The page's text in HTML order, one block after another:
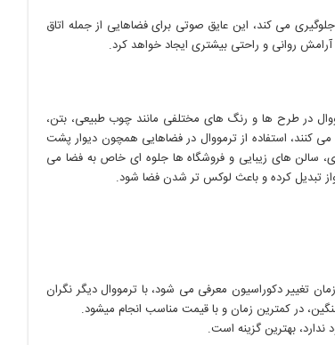
می کند، این عایق صوتی برای فضاهایی از جمله اتاق
آرامش روانی و راحتی بیشتری ایجاد خواهد کرد.
در طرح ها و رنگ های مختلفی مانند چوب طبیعی، بتن،
استفاده از ترمووال در فضاهایی همچون دیوار پشت
سالن های زیبایی و فروشگاه ها جلوه ای خاص به فضا می
تبدیل کرده و باعث لوکس تر شدن فضا شود.
تغییر دکوراسیون معرفی می شود، با ترمووال دیگر نگران
در کمترین زمان و با قیمت مناسب انجام میشود.
بهترین گزینه است.